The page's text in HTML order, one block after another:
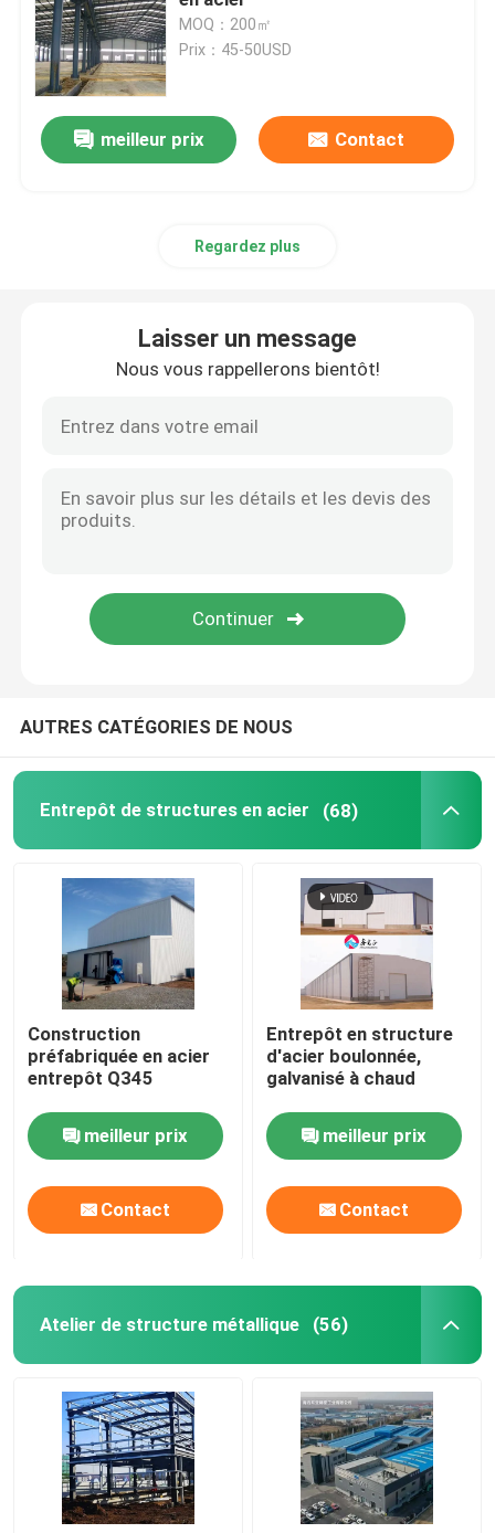
Atelier de structure métallique
Construction de structures en acier
Bâtiments de bureaux en acier
Matériau de construction en acier
Système de plancher pour poulets de chair
MOQ：200㎡
Prix：45-50USD
meilleur prix Contact
Regardez plus
Laisser un message
Nous vous rappellerons bientôt!
AUTRES CATÉGORIES DE NOUS
Entrepôt de structures en acier (68)
Construction
préfabriquée en acier
entrepôt Q345
meilleur prix
Contact
Entrepôt en structure
d'acier boulonnée,
galvanisé à chaud
meilleur prix
Contact
Atelier de structure métallique (56)